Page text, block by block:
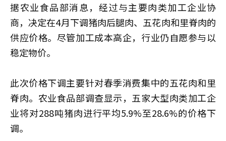
据农业食品部消息，经过与主要肉类加工企业协
商，决定在4月下调猪肉后腿肉、五花肉和里脊肉的
供应价格。尽管加工成本高企，行业仍自愿参与以
稳定物价。
此次价格下调主要针对春季消费集中的五花肉和里
脊肉。农业食品部调查显示，五家大型肉类加工企
业将对288吨猪肉进行平均5.9%至28.6%的价格下
调。